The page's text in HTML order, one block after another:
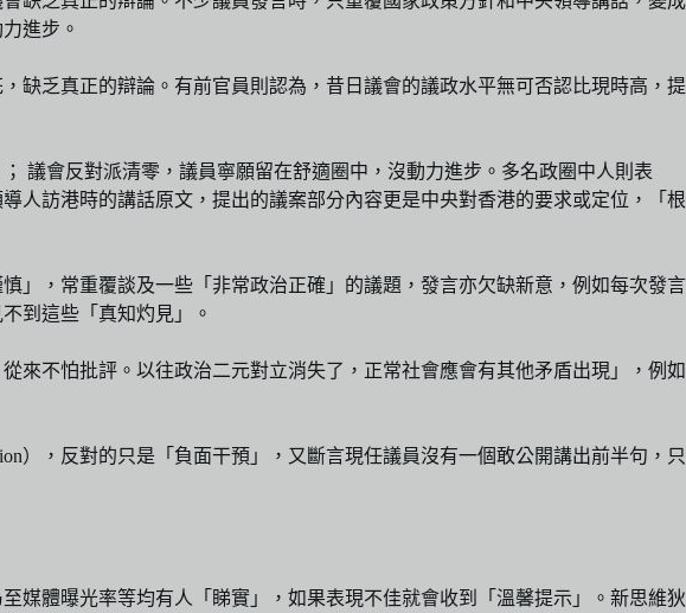
進步。
缺乏真正的辯論。有前官員則認為，昔日議會的議政水平無可否認比現時高，提
議會反對派清零，議員寧願留在舒適圈中，沒動力進步。多名政圈中人則表
人訪港時的講話原文，提出的議案部分內容更是中央對香港的要求或定位，「根
」，常重覆談及一些「非常政治正確」的議題，發言亦欠缺新意，例如每次發言
到這些「真知灼見」。
來不怕批評。以往政治二元對立消失了，正常社會應會有其他矛盾出現」，例如
），反對的只是「負面干預」，又斷言現任議員沒有一個敢公開講出前半句，只
媒體曝光率等均有人「睇實」，如果表現不佳就會收到「溫馨提示」。新思維狄